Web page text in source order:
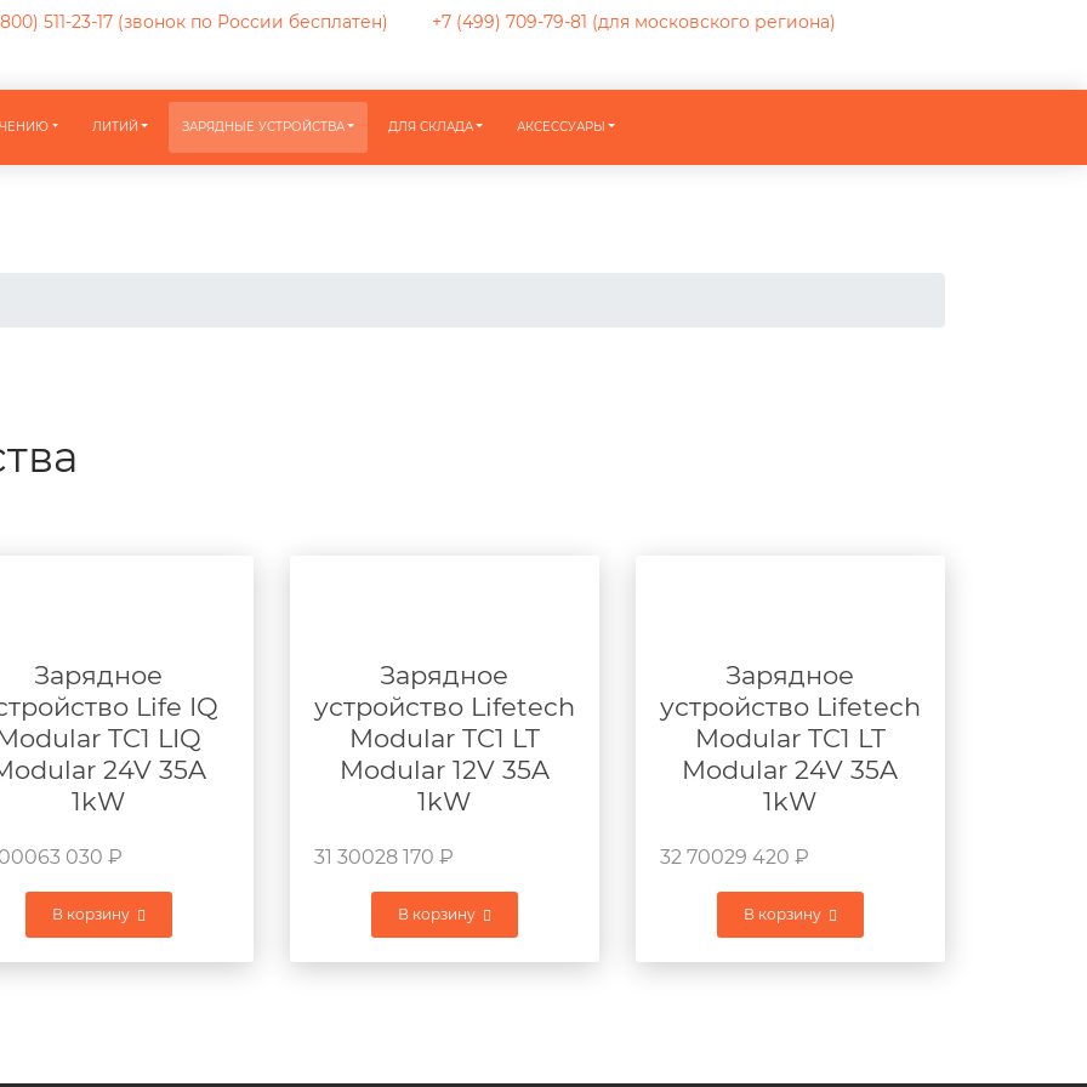
511-23-17 (звонок по России бесплатен) +7 (499) 709-79-81 (для московского региона)
ЛИТИЙ ЗАРЯДНЫЕ УСТРОЙСТВА ДЛЯ СКЛАДА АКСЕССУАРЫ
Зарядное
Life IQ
TC1 LIQ
24V 35A
1kW
63 030 ₽
В корзину
Зарядное
устройство Lifetech
Modular TC1 LT
Modular 12V 35A
1kW
31 30028 170 ₽
В корзину
Зарядное
устройство Lifetech
Modular TC1 LT
Modular 24V 35A
1kW
32 70029 420 ₽
В корзину